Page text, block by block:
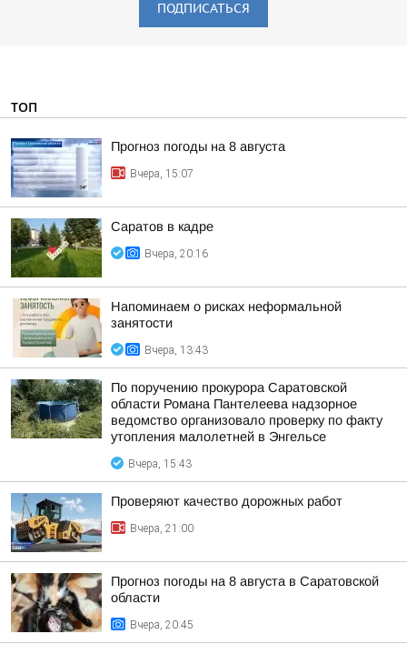
ПОДПИСАТЬСЯ
ТОП
Прогноз погоды на 8 августа
Вчера, 15:07
Саратов в кадре
Вчера, 20:16
Напоминаем о рисках неформальной
занятости
Вчера, 13:43
По поручению прокурора Саратовской
области Романа Пантелеева надзорное
ведомство организовало проверку по факту
утопления малолетней в Энгельсе
Вчера, 15:43
Проверяют качество дорожных работ
Вчера, 21:00
Прогноз погоды на 8 августа в Саратовской
области
Вчера, 20:45